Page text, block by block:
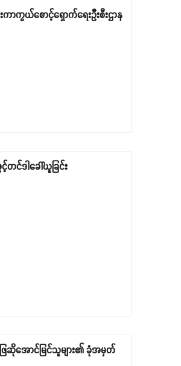
ကာကွယ်စောင့်ရှောက်ရေးဦးစီးဌာန
တင်ဒါခေါ်ယူခြင်း
ဆိုအောင်မြင်သူများ၏ ခုံအမှတ်